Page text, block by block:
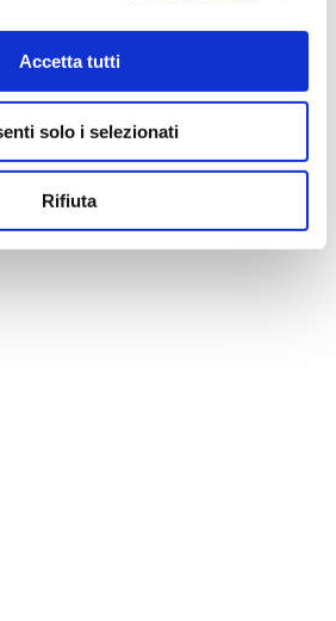
Accetta tutti
solo i selezionati
Rifiuta